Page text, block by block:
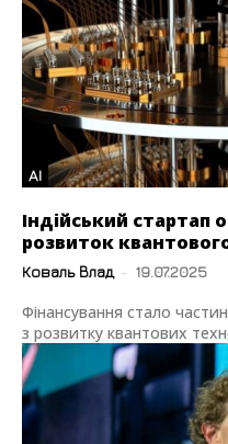
AI
Індійський стартап
розвиток
Коваль Влад - 19.07.2025
Фінансування стало
з розвитку квантових